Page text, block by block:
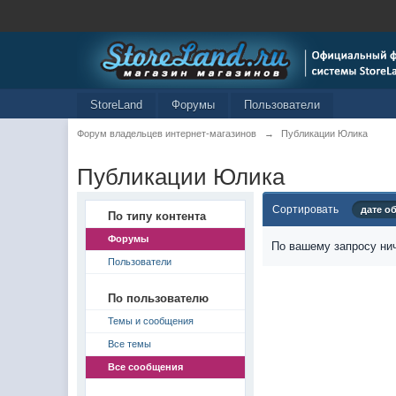
StoreLand Форумы Пользователи
Форум владельцев интернет-магазинов → Публикации Юлика
Публикации Юлика
По типу контента
Форумы
Пользователи
По пользователю
Темы и сообщения
Все темы
Все сообщения
Сортировать дате
По вашему запросу